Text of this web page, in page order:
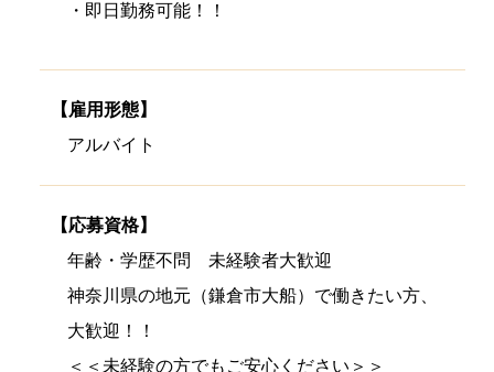
・即日勤務可能！！
【雇用形態】
アルバイト
【応募資格】
年齢・学歴不問 未経験者大歓迎
神奈川県の地元（鎌倉市大船）で働きたい方、
大歓迎！！
＜＜未経験の方でもご安心ください＞＞